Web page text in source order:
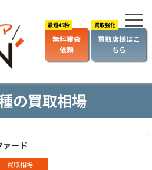
無料審査
依頼
買取店様はこ
ちら
の買取相場
ァード
買取相場